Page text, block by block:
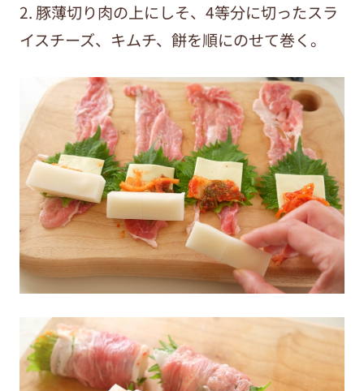
2. 豚薄切り肉の上にしそ、4等分に切ったスラ
イスチーズ、キムチ、餅を順にのせて巻く。